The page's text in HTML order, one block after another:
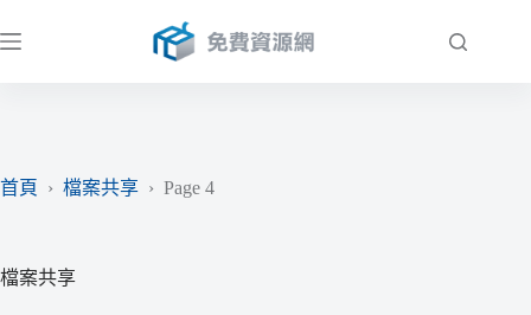
至
首頁
› 檔案共享 › Page 4
檔案共享